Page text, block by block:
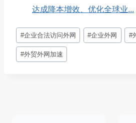
达成降本增效、优化全球业...
文
章
标
#企业合法访问外网 #企业外网 #
#外贸外网加速